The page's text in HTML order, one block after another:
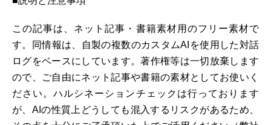
この記事は、ネット記事・書籍素材用のフリー素材で
す。同情報は、自製の複数のカスタムAIを使用した対話
ログをベースにしています。著作権等は一切放棄します
ので、ご自由にネット記事や書籍の素材としてお使いく
ださい。ハルシネーションチェックは行っております
が、AIの性質上どうしても混入するリスクがあるため、